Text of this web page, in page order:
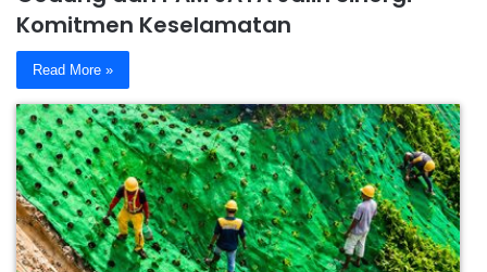
Komitmen Keselamatan
Read More »